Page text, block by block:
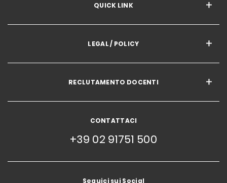
QUICK LINK
LEGAL / POLICY
RECLUTAMENTO DOCENTI
CONTATTACI
+39 02 91751 500
Seguici sui Social